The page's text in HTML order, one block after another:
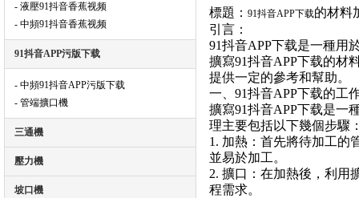
- 液壓91抖音香蕉视频
- 中頻91抖音香蕉视频
91抖音APP污版下载
- 中頻91抖音APP污版下载
- 管端擴口機
三通機
壓力機
坡口機
標題： 91抖音APP下载的材料
引言：
91抖音APP下载是一種用
擴寫91抖音APP下载的材
提供一定的參考和幫助。
一、91抖音APP下载的工
擴寫91抖音APP下载是一
理主要包括以下幾個步驟
1. 加熱：首先將待加工的
並易於加工。
2. 擴口：在加熱後，利用
程需求。